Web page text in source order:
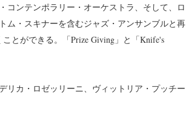
コンテンポラリー・オーケストラ、そして、ロ
ム・スキナーを含むジャズ・アンサンブルと再
とができる。「Prize Giving」と「Knife's
リカ・ロゼッリーニ、ヴィットリア・プッチー